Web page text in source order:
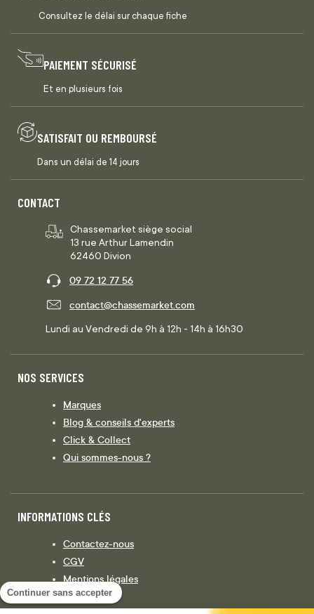
Continuer sans accepter
Consultez le délai sur chaque fiche
PAIEMENT SÉCURISÉ
Et en plusieurs fois
SATISFAIT OU REMBOURSÉ
Dans un délai de 14 jours
CONTACT
Chassemarket siège social
13 rue Arthur Lamendin
62460 Divion
09 72 12 77 56
contact@chassemarket.com
Lundi au Vendredi de 9h à 12h - 14h à 16h30
NOS SERVICES
Marques
Blog & conseils d'experts
Click & Collect
Qui sommes-nous ?
INFORMATIONS CLÉS
Contactez-nous
CGV
Mentions légales
Législation